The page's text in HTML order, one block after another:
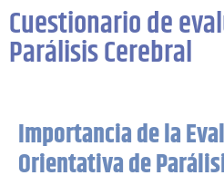
Cuestionario de
Parálisis Cerebral
Importancia de la
Orientativa de